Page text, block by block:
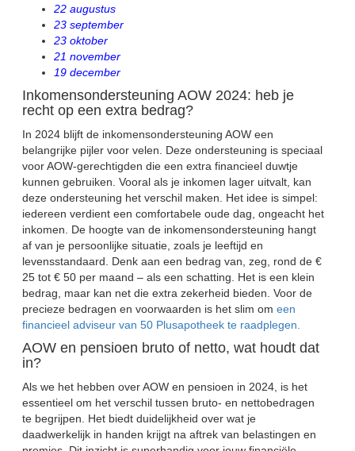
22 augustus
23 september
23 oktober
21 november
19 december
Inkomensondersteuning AOW 2024: heb je
recht op een extra bedrag?
In 2024 blijft de inkomensondersteuning AOW een
belangrijke pijler voor velen. Deze ondersteuning is speciaal
voor AOW-gerechtigden die een extra financieel duwtje
kunnen gebruiken. Vooral als je inkomen lager uitvalt, kan
deze ondersteuning het verschil maken. Het idee is simpel:
iedereen verdient een comfortabele oude dag, ongeacht het
inkomen. De hoogte van de inkomensondersteuning hangt
af van je persoonlijke situatie, zoals je leeftijd en
levensstandaard. Denk aan een bedrag van, zeg, rond de €
25 tot € 50 per maand – als een schatting. Het is een klein
bedrag, maar kan net die extra zekerheid bieden. Voor de
precieze bedragen en voorwaarden is het slim om een
financieel adviseur van 50 Plusapotheek te raadplegen.
AOW en pensioen bruto of netto, wat houdt dat
in?
Als we het hebben over AOW en pensioen in 2024, is het
essentieel om het verschil tussen bruto- en nettobedragen
te begrijpen. Het biedt duidelijkheid over wat je
daadwerkelijk in handen krijgt na aftrek van belastingen en